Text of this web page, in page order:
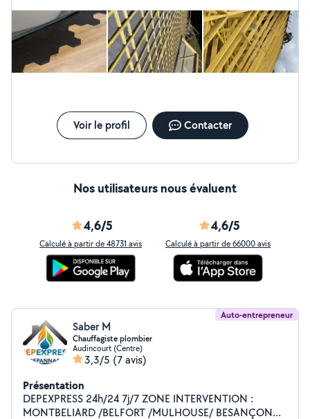
Voir le profil Contacter
Nos utilisateurs nous évaluent
4,6/5
Calculé à partir de 48731 avis
4,6/5
Calculé à partir de 66000 avis
Auto-entrepreneur
Saber M
Chauffagiste plombier
Audincourt (Centre)
3,3/5 (7 avis)
Présentation
DEPEXPRESS 24h/24 7j/7 ZONE INTERVENTION :
MONTBELIARD /BELFORT /MULHOUSE/ BESANÇON